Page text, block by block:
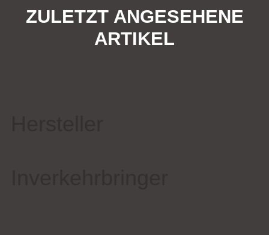
ZULETZT ANGESEHENE
ARTIKEL